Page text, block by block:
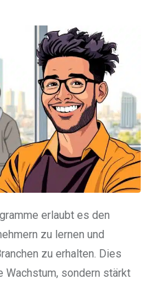
erlaubt es den
zu lernen und
zu erhalten. Dies
sondern stärkt